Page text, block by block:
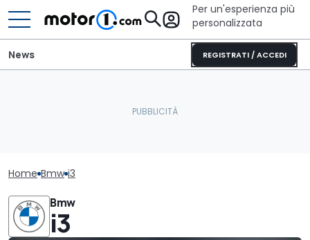
Per un'esperienza più
personalizzata
REGISTRATI / ACCEDI
News
Home Bmw i3
Bmw
i3